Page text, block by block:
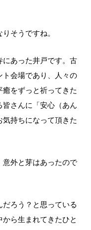
そうですね。
にあった井戸です。古
ト会場であり、人々の
をずっと祈ってきた
さんに「安心（あん
持ちになって頂きた
外と芽はあったので
だろう？と思っている
ら生まれてきたひと